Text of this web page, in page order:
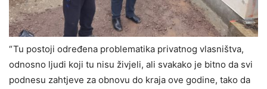
“ Tu postoji određena problematika privatnog vlasništva,
odnosno ljudi koji tu nisu živjeli, ali svakako je bitno da svi
podnesu zahtjeve za obnovu do kraja ove godine, tako da